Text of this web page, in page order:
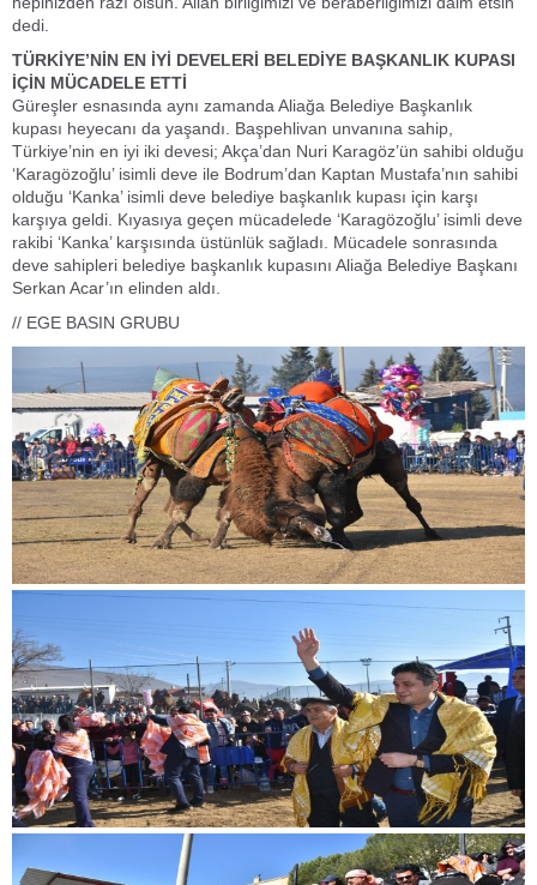
dedi.
TÜRKİYE’NİN EN İYİ DEVELERİ BELEDİYE BAŞKANLIK KUPASI
İÇİN MÜCADELE ETTİ
Güreşler esnasında aynı zamanda Aliağa Belediye Başkanlık
kupası heyecanı da yaşandı. Başpehlivan unvanına sahip,
Türkiye’nin en iyi iki devesi; Akça’dan Nuri Karagöz’ün sahibi olduğu
‘Karagözoğlu’ isimli deve ile Bodrum’dan Kaptan Mustafa’nın sahibi
olduğu ‘Kanka’ isimli deve belediye başkanlık kupası için karşı
karşıya geldi. Kıyasıya geçen mücadelede ‘Karagözoğlu’ isimli deve
rakibi ‘Kanka’ karşısında üstünlük sağladı. Mücadele sonrasında
deve sahipleri belediye başkanlık kupasını Aliağa Belediye Başkanı
Serkan Acar’ın elinden aldı.
// EGE BASIN GRUBU